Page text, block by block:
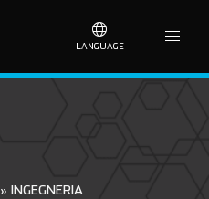
LANGUAGE
» INGEGNERIA